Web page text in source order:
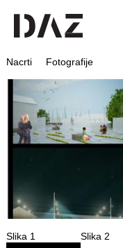
Nacrti Fotografije
Slika 1 Slika 2